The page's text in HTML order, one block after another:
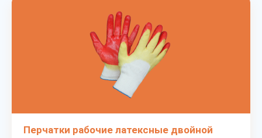
Перчатки рабочие латексные двойной